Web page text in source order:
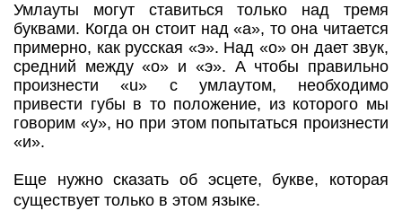
Умлауты могут ставиться только над тремя
буквами. Когда он стоит над «а», то она читается
примерно, как русская «э». Над «о» он дает звук,
средний между «о» и «э». А чтобы правильно
произнести «u» с умлаутом, необходимо
привести губы в то положение, из которого мы
говорим «у», но при этом попытаться произнести
«и».
Еще нужно сказать об эсцете, букве, которая
существует только в этом языке.